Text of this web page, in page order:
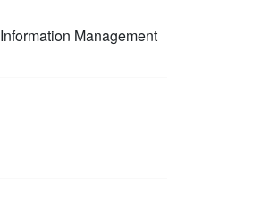
Information Management